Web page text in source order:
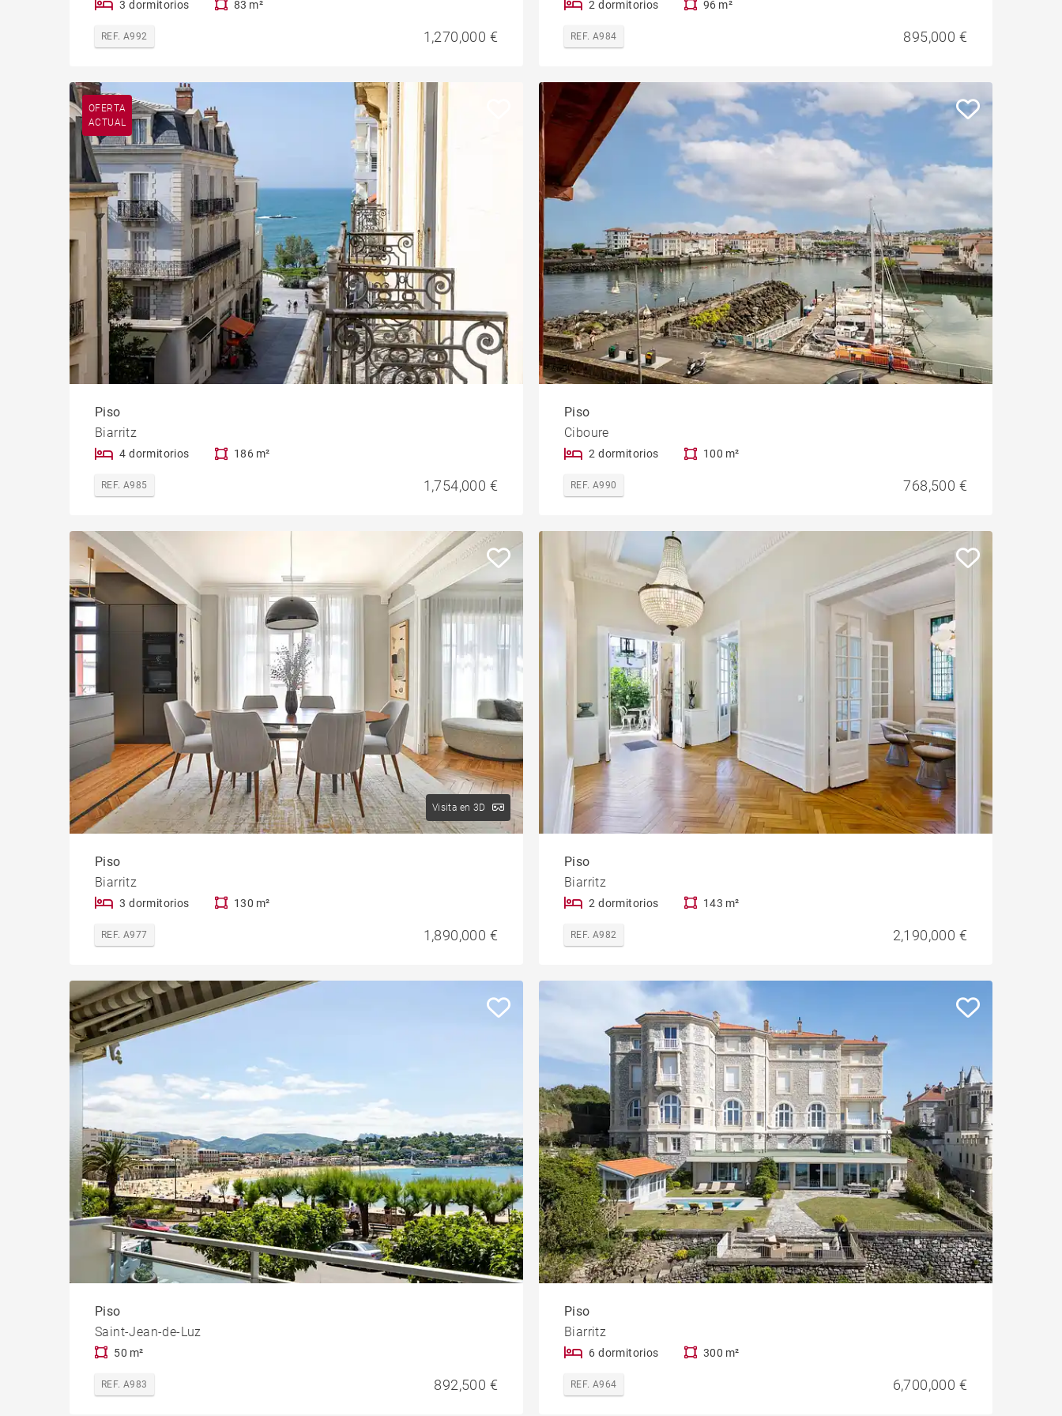
3 dormitorios 83 m²
REF. A992 1,270,000 €
2 dormitorios 96 m²
REF. A984 895,000 €
OFERTA
ACTUAL
Piso
Biarritz
4 dormitorios 186 m²
REF. A985 1,754,000 €
Piso
Ciboure
2 dormitorios 100 m²
REF. A990 768,500 €
Visita en 3D
Piso
Biarritz
3 dormitorios 130 m²
REF. A977 1,890,000 €
Piso
Biarritz
2 dormitorios 143 m²
REF. A982 2,190,000 €
Piso
Saint-Jean-de-Luz
50 m²
REF. A983 892,500 €
Piso
Biarritz
6 dormitorios 300 m²
REF. A964 6,700,000 €